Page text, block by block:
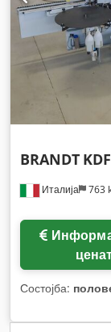
Италија 763
BRANDT
Состојба: